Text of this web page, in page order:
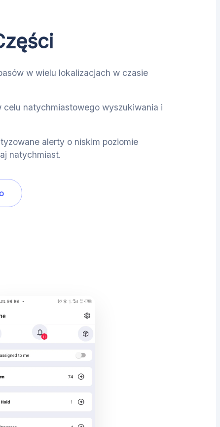
w wielu lokalizacjach w czasie
celu natychmiastowego wyszukiwania i
alerty o niskim poziomie
natychmiast.